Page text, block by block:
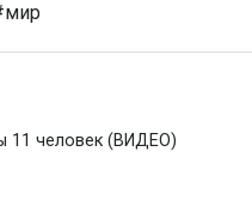
11 человек (ВИДЕО)